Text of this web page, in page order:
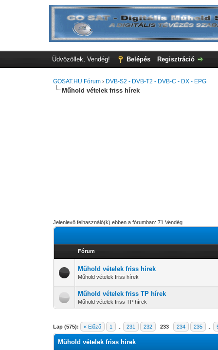
Üdvözöllek, Vendég! Belépés Regisztráció
GOSAT.HU Fórum › DVB-S2 - DVB-T2 - DVB-C - DX - EPG
Műhold vételek friss hírek
Jelenlevő felhasználó(k) ebben a fórumban: 71 Vendég
Fórum
Műhold vételek friss hírek
Műhold vételek friss hírek
Műhold vételek friss TP hírek
Műhold vételek friss TP hírek
Lap (575): « Előző 1 231 232 233 234 235
Műhold vételek friss hírek